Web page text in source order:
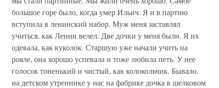
большое горе было, когда умер Ильич. Я и в партию
вступила в ленинский набор. Муж меня заставлял
учиться, как Ленин велел. Две дочки у меня были. Я их
одевала, как куколок. Старшую уже начали учить на
рояле, она хорошо успевала и тоже любила петь. У нее
голосок тоненький и чистый, как колокольчик. Бывало,
на детском утреннике у нас на фабрике дочка в шелковом